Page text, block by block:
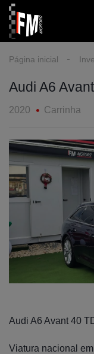
Página inicial
Audi A6
2020 Carrinha
Audi A6 Avant 40
Viatura nacional